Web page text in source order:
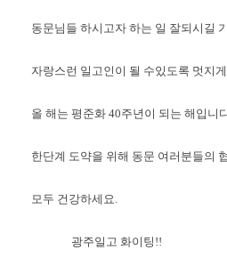
동문님들 하시고자 하는 일 잘되시길
자랑스런 일고인이 될 수있도록 멋지
올 해는 평준화 40주년이 되는 해입니
한단계 도약을 위해 동문 여러분들의
모두 건강하세요.
광주일고 화이팅!!